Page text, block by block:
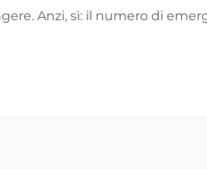
Anzi, sì: il numero di